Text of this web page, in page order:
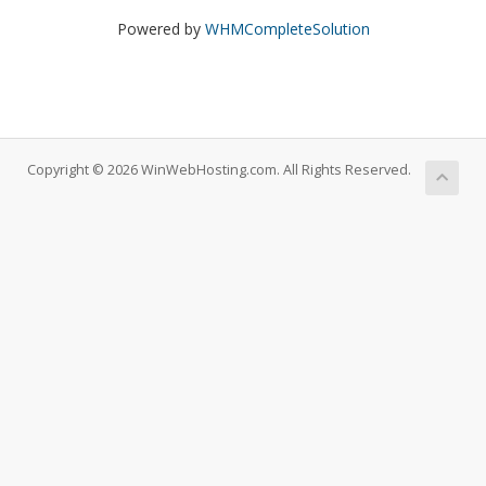
Powered by WHMCompleteSolution
Copyright © 2026 WinWebHosting.com. All Rights Reserved.